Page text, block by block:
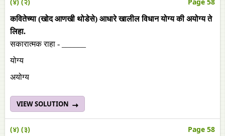
कवितेच्या (खोद आणखी थोडेसे) आधारे खालील विधान योग्य की अयोग्य ते
लिहा.
सकारात्मक राहा - ______
योग्य
अयोग्य
VIEW SOLUTION
(४) (३) Page 58